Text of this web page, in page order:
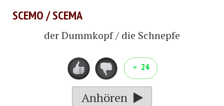
SCEMO / SCEMA
der Dummkopf / die Schnepfe
24
Anhören